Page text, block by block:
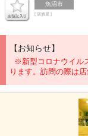
魚沼市
[ 居酒屋 ]
【お知らせ】
※新型コロナウイル
ります。訪問の際は